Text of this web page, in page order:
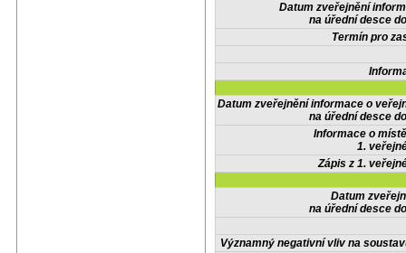
Datum zveřejnění
na úřední desce
Termín pro
Datum zveřejnění informace o
na úřední desce
Informace o
1.
Zápis z 1.
Datum
na úřední desce
Významný negativní vliv na